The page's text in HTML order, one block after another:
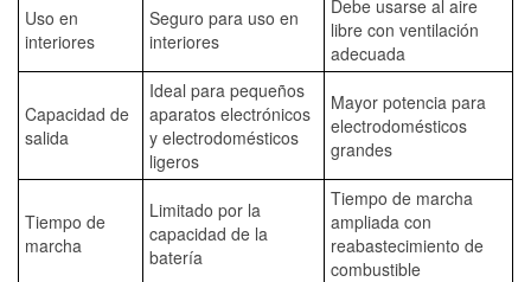
Uso en
interiores
Seguro para uso en
interiores
Debe usarse al aire
libre con ventilación
adecuada
Capacidad de
salida
Ideal para pequeños
aparatos electrónicos
y electrodomésticos
ligeros
Mayor potencia para
electrodomésticos
grandes
Tiempo de
marcha
Limitado por la
capacidad de la
batería
Tiempo de marcha
ampliada con
reabastecimiento de
combustible